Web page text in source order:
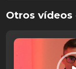
Otros vídeos